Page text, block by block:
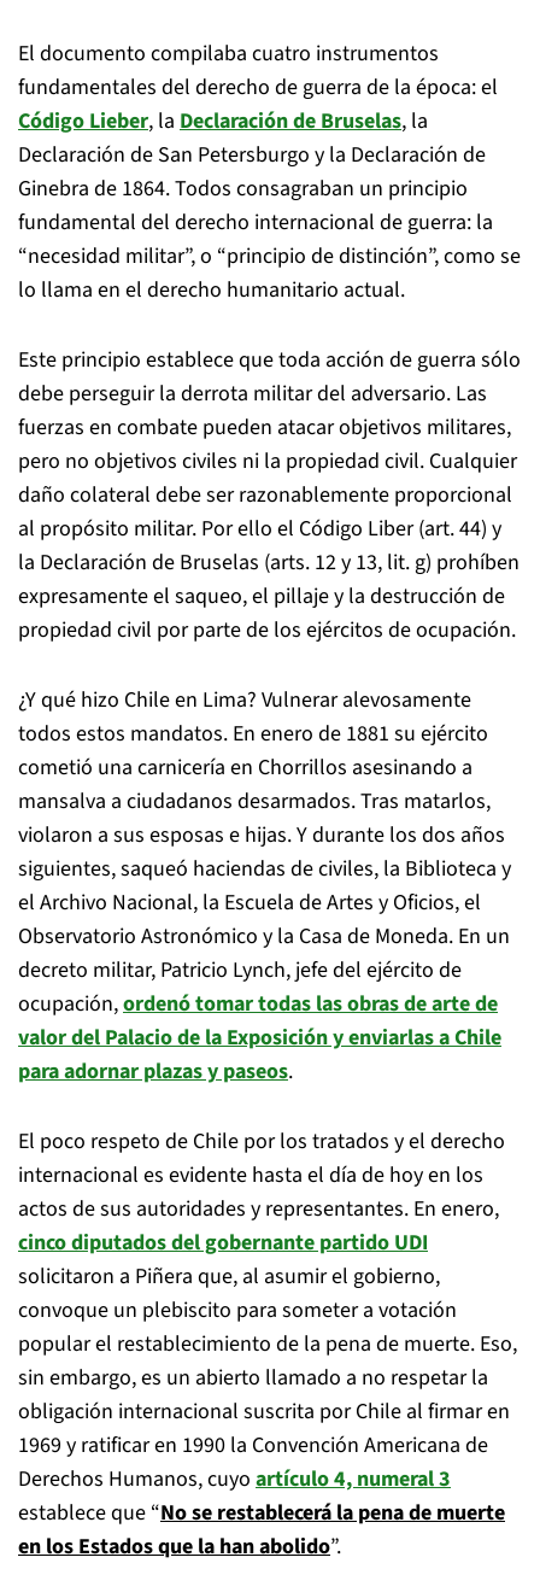
El documento compilaba cuatro instrumentos
fundamentales del derecho de guerra de la época: el
Código Lieber, la Declaración de Bruselas, la
Declaración de San Petersburgo y la Declaración de
Ginebra de 1864. Todos consagraban un principio
fundamental del derecho internacional de guerra: la
“necesidad militar”, o “principio de distinción”, como se
lo llama en el derecho humanitario actual.
Este principio establece que toda acción de guerra sólo
debe perseguir la derrota militar del adversario. Las
fuerzas en combate pueden atacar objetivos militares,
pero no objetivos civiles ni la propiedad civil. Cualquier
daño colateral debe ser razonablemente proporcional
al propósito militar. Por ello el Código Liber (art. 44) y
la Declaración de Bruselas (arts. 12 y 13, lit. g) prohíben
expresamente el saqueo, el pillaje y la destrucción de
propiedad civil por parte de los ejércitos de ocupación.
¿Y qué hizo Chile en Lima? Vulnerar alevosamente
todos estos mandatos. En enero de 1881 su ejército
cometió una carnicería en Chorrillos asesinando a
mansalva a ciudadanos desarmados. Tras matarlos,
violaron a sus esposas e hijas. Y durante los dos años
siguientes, saqueó haciendas de civiles, la Biblioteca y
el Archivo Nacional, la Escuela de Artes y Oficios, el
Observatorio Astronómico y la Casa de Moneda. En un
decreto militar, Patricio Lynch, jefe del ejército de
ocupación,ordenó tomar todas las obras de arte de
valor del Palacio de la Exposición y enviarlas a Chile
para adornar plazas y paseos.
El poco respeto de Chile por los tratados y el derecho
internacional es evidente hasta el día de hoy en los
actos de sus autoridades y representantes. En enero,
cinco diputados del gobernante partido UDI
solicitaron a Piñera que, al asumir el gobierno,
convoque un plebiscito para someter a votación
popular el restablecimiento de la pena de muerte. Eso,
sin embargo, es un abierto llamado a no respetar la
obligación internacional suscrita por Chile al firmar en
1969 y ratificar en 1990 la Convención Americana de
Derechos Humanos, cuyo artículo 4, numeral 3
establece que “No se restablecerá la pena de muerte
en los Estados que la han abolido”.